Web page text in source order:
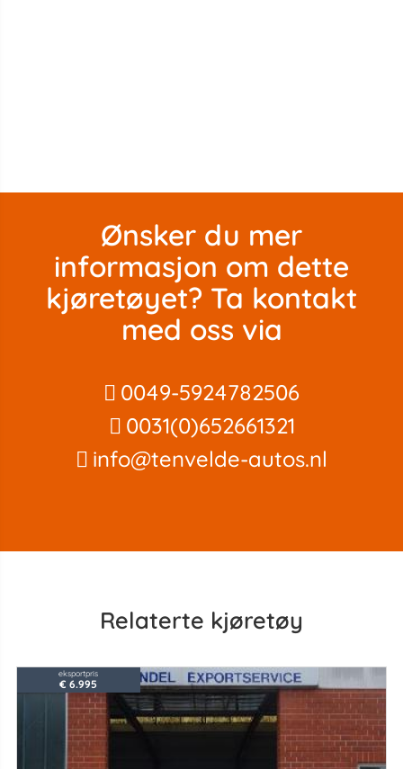
Ønsker du mer
informasjon om dette
kjøretøyet? Ta kontakt
med oss ​​via
0049-5924782506
0031(0)652661321
info@tenvelde-autos.nl
Relaterte kjøretøy
eksportpris
€ 6.995